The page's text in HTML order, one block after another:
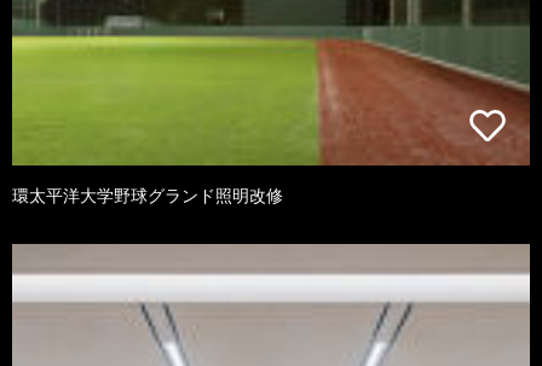
環太平洋大学野球グランド照明改修